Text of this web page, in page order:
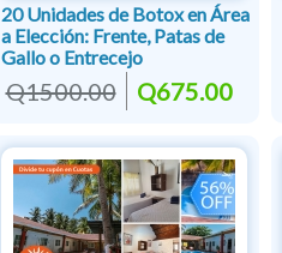
20 Unidades de Botox en Área
a Elección: Frente, Patas de
Gallo o Entrecejo
Q1500.00 Q675.00